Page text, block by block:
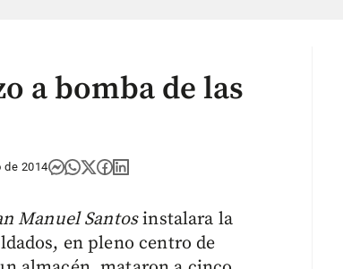
a bomba de las
de 2014
Manuel Santosinstalara la
en pleno centro de